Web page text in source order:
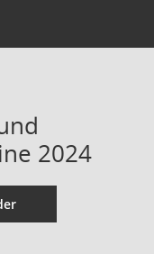
2024